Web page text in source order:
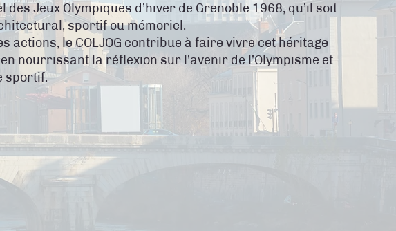
des Jeux Olympiques d’hiver de Grenoble 1968, qu’il soit
sportif ou mémoriel.
actions, le COLJOG contribue à faire vivre cet héritage
nourrissant la réflexion sur l’avenir de l’Olympisme et
sportif.